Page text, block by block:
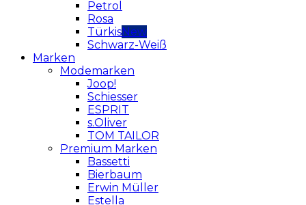
Petrol
Rosa
Türkis
Schwarz-Weiß
Marken
Modemarken
Joop!
Schiesser
ESPRIT
s.Oliver
TOM TAILOR
Premium Marken
Bassetti
Bierbaum
Erwin Müller
Estella